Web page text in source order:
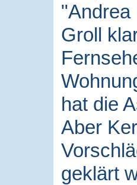
"Andrea
Groll
hat die
Aber
geklärt